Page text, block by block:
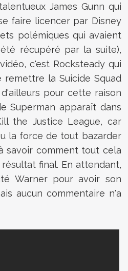
James Gunn qui
faire licencer par Disney
polémiques qui avaient
récupéré par la suite),
c'est Rocksteady qui
remettre la Suicide Squad
pour cette raison
Superman apparaît dans
the Justice League, car
la force de tout bazarder
savoir comment tout cela
final. En attendant,
Warner pour avoir son
aucun commentaire n'a